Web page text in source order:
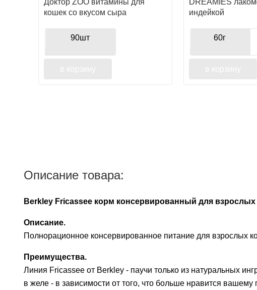
Доктор ZOO витамины для
кошек со вкусом сыра
90шт
DREAMIES
индейкой
60г
Описание товара:
Berkley Fricassee корм консервированный для
Описание.
Полнорационное консервированное питание для взрослых
Преимущества.
Линия Fricassee от Berkley - паучи только из натуральных
в желе - в зависимости от того, что больше нравится вашему